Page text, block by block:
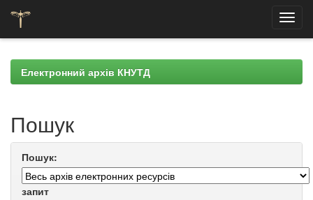
navigationЕлектронний архів КНУТД
Пошук
Пошук:
запит